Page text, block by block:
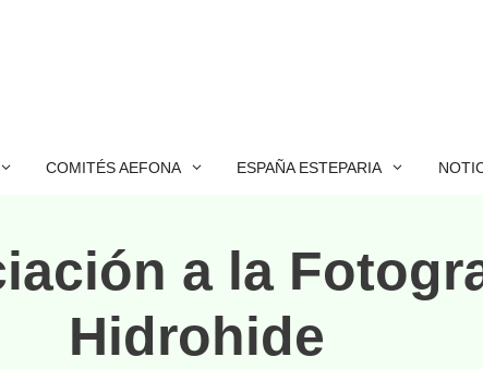
COMITÉS AEFONA ESPAÑA ESTEPARIA
a la
Hidrohide